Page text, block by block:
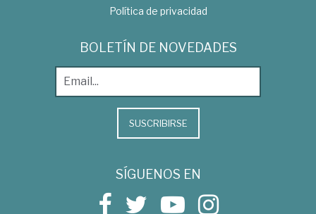
Política de privacidad
BOLETÍN DE NOVEDADES
SUSCRIBIRSE
SÍGUENOS EN